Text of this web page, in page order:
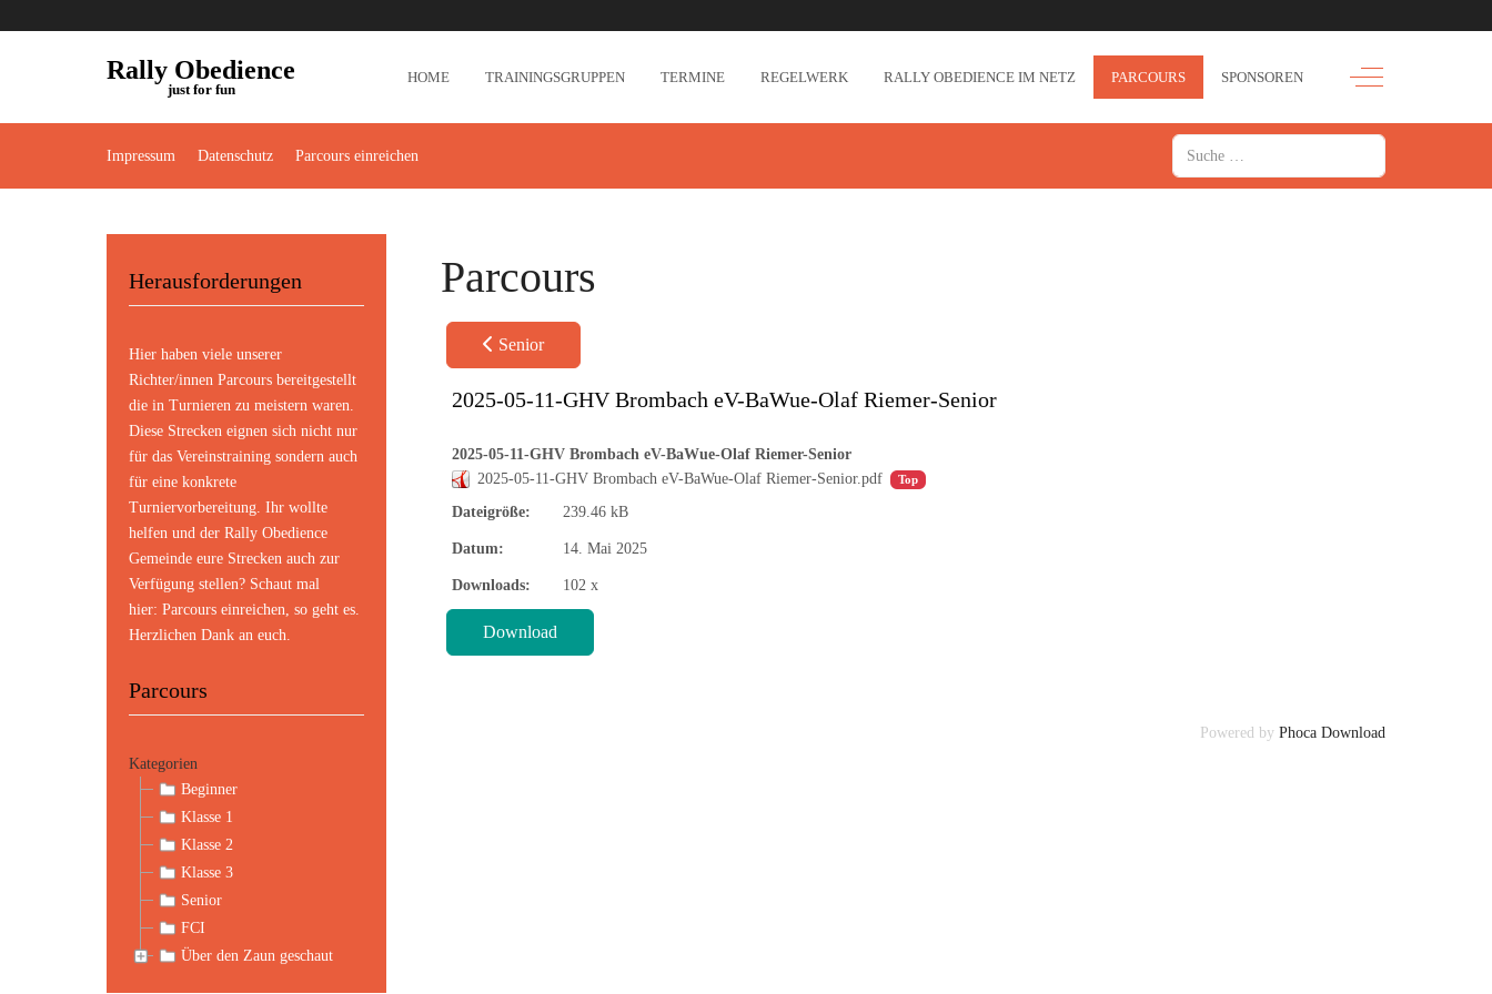
Rally Obedience
just for fun
HOME TRAININGSGRUPPEN TERMINE REGELWERK RALLY OBEDIENCE IM NETZ PARCOURS SPONSOREN Off-Canvas Toggle
Impressum Datenschutz Parcours einreichen
Suchen
Herausforderungen
Hier haben viele unserer
Richter/innen Parcours bereitgestellt
die in Turnieren zu meistern waren.
Diese Strecken eignen sich nicht nur
für das Vereinstraining sondern auch
für eine konkrete
Turniervorbereitung. Ihr wollte
helfen und der Rally Obedience
Gemeinde eure Strecken auch zur
Verfügung stellen? Schaut mal
hier: Parcours einreichen , so geht es.
Herzlichen Dank an euch.
Parcours
Kategorien
Beginner
Klasse 1
Klasse 2
Klasse 3
Senior
FCI
Über den Zaun geschaut
Parcours
Senior
2025-05-11-GHV Brombach eV-BaWue-Olaf Riemer-Senior
2025-05-11-GHV Brombach eV-BaWue-Olaf Riemer-Senior
2025-05-11-GHV Brombach eV-BaWue-Olaf Riemer-Senior.pdf
Top
Dateigröße: 239.46 kB
Datum: 14. Mai 2025
Downloads: 102 x
Powered by Phoca Download